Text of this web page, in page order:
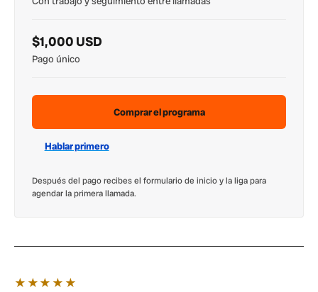
$1,000 USD
Pago único
Comprar el programa
Hablar primero
Después del pago recibes el formulario de inicio y la liga para
agendar la primera llamada.
★★★★★